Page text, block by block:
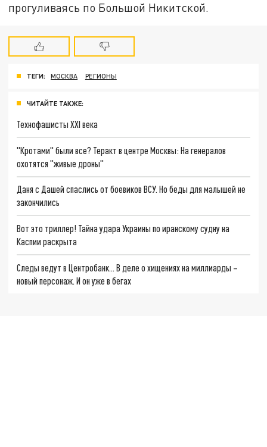
прогуливаясь по Большой Никитской.
ТЕГИ: МОСКВА РЕГИОНЫ
ЧИТАЙТЕ ТАКЖЕ:
Технофашисты XXI века
"Кротами" были все? Теракт в центре Москвы: На генералов
охотятся "живые дроны"
Даня с Дашей спаслись от боевиков ВСУ. Но беды для малышей не
закончились
Вот это триллер! Тайна удара Украины по иранскому судну на
Каспии раскрыта
Следы ведут в Центробанк… В деле о хищениях на миллиарды –
новый персонаж. И он уже в бегах